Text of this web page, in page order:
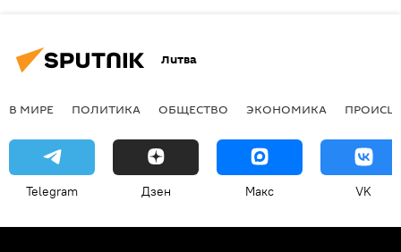
Литва
В МИРЕ ПОЛИТИКА ОБЩЕСТВО ЭКОНОМИКА
Telegram Дзен Макс VK